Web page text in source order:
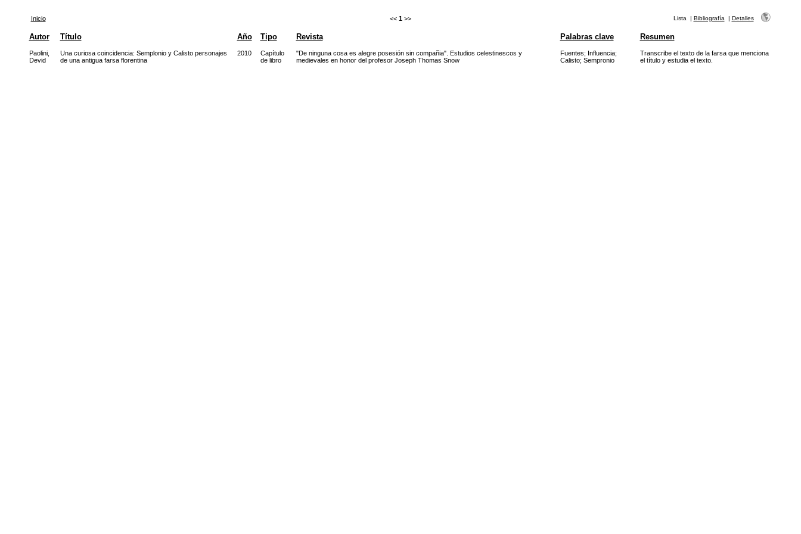
Inicio << 1 >> Lista | Bibliografía | Detalles
Autor Título Año Tipo Revista Palabras clave Resumen
Paolini,
Devid
Una curiosa coincidencia: Semplonio y Calisto personajes
de una antigua farsa florentina
2010
Capítulo
de libro
"De ninguna cosa es alegre posesión sin compañia". Estudios celestinescos y
medievales en honor del profesor Joseph Thomas Snow
Fuentes; Influencia;
Calisto; Sempronio
Transcribe el texto de la farsa que menciona
el título y estudia el texto.